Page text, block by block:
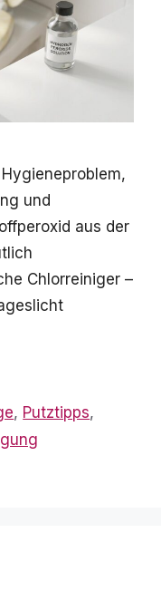
und
aus der
Chlorreiniger –
, Putztipps,